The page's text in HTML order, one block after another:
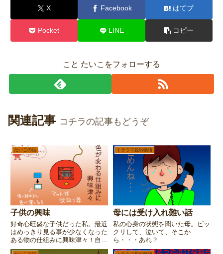
X Facebook はてブ
Pocket LINE コピー
こと たいこをフォローする
関連記事 コチラの記事もどうぞ
たいこの話
子供の興味
好奇心旺盛な子供だった私。最近
はめっきり見る事が少なくなった
ある物の仕組みに興味津々！自分
でその謎を解明しようとして痛い
トラウマ脱出物語
母には受け入れ難い話
私の心身の状態を聞いた母。ビッ
クリして、泣いて、そこか
ら・・・あれ？